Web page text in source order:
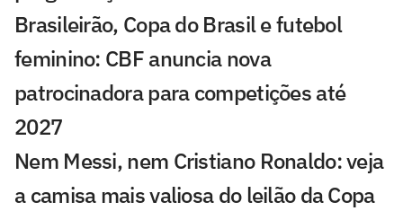
Brasileirão, Copa do Brasil e futebol
feminino: CBF anuncia nova
patrocinadora para competições até
2027
Nem Messi, nem Cristiano Ronaldo: veja
a camisa mais valiosa do leilão da Copa